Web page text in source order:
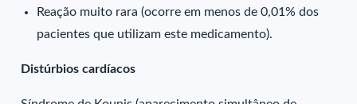
Reação muito rara (ocorre em menos de 0,01% dos
pacientes que utilizam este medicamento).
Distúrbios cardíacos